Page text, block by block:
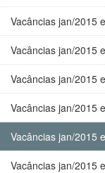
Vacâncias jan/2015
Vacâncias jan/2015
Vacâncias jan/2015
Vacâncias jan/2015
Vacâncias jan/2015
Vacâncias jan/2015